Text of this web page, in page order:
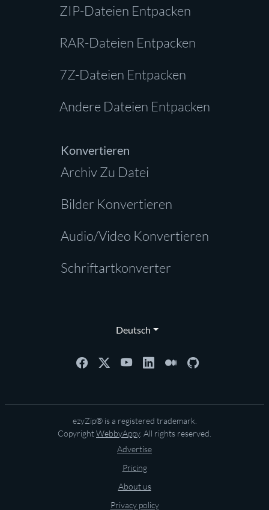
ZIP-Dateien Entpacken
RAR-Dateien Entpacken
7Z-Dateien Entpacken
Andere Dateien Entpacken
Konvertieren
Archiv Zu Datei
Bilder Konvertieren
Audio/Video Konvertieren
Schriftartkonverter
Deutsch
ezyZip® is a registered trademark.
CopyrightWebbyAppy. All rights reserved.
Advertise
Pricing
About us
Privacy policy